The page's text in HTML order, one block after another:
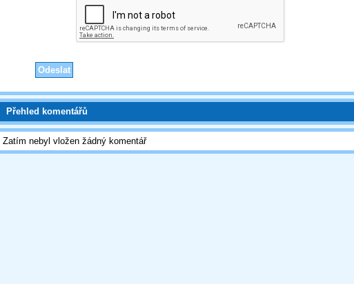
Přehled komentářů
Zatím nebyl vložen žádný komentář